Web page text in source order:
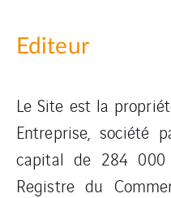
Editeur
Le Site est la
Entreprise, société
capital de 284 000
Registre du